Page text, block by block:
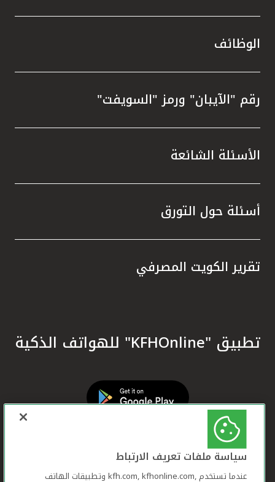
الوظائف
رقم "الآيبان" ورمز "السويفت"
الأسئلة الشائعة
أسئلة حول التورق
تقرير الكويت المصرفي
تطبيق "KFHOnline" للهواتف الذكية
سياسة ملفات تعريف الارتباط
عندما تستخدم ,kfh.com, kfhonline.com وتطبيقات الهاتف